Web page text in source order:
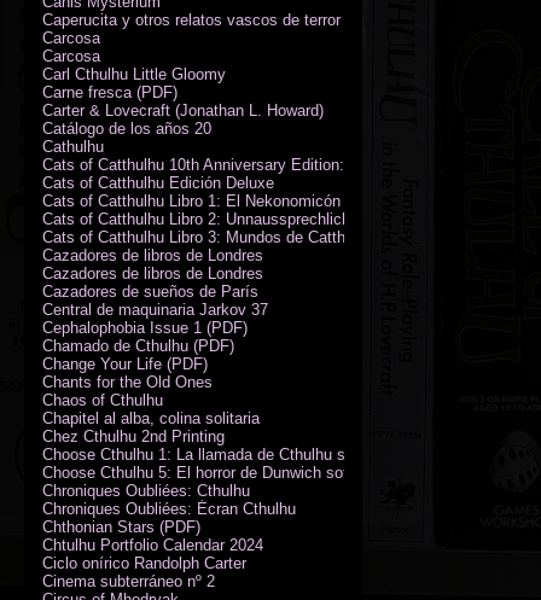
Caperucita y otros relatos vascos de terror (M. Rodríguez)
Carcosa
Carcosa
Carl Cthulhu Little Gloomy
Carne fresca (PDF)
Carter & Lovecraft (Jonathan L. Howard)
Catálogo de los años 20
Cathulhu
Cats of Catthulhu 10th Anniversary Edition: Quick Start Rules
Cats of Catthulhu Edición Deluxe
Cats of Catthulhu Libro 1: El Nekonomicón
Cats of Catthulhu Libro 2: Unnaussprechlichen Katzen
Cats of Catthulhu Libro 3: Mundos de Catthulhu
Cazadores de libros de Londres
Cazadores de libros de Londres
Cazadores de sueños de París
Central de maquinaria Jarkov 37
Cephalophobia Issue 1 (PDF)
Chamado de Cthulhu (PDF)
Change Your Life (PDF)
Chants for the Old Ones
Chaos of Cthulhu
Chapitel al alba, colina solitaria
Chez Cthulhu 2nd Printing
Choose Cthulhu 1: La llamada de Cthulhu softcover
Choose Cthulhu 5: El horror de Dunwich softcover
Chroniques Oubliées: Cthulhu
Chroniques Oubliées: Écran Cthulhu
Chthonian Stars (PDF)
Chtulhu Portfolio Calendar 2024
Ciclo onírico Randolph Carter
Cinema subterráneo nº 2